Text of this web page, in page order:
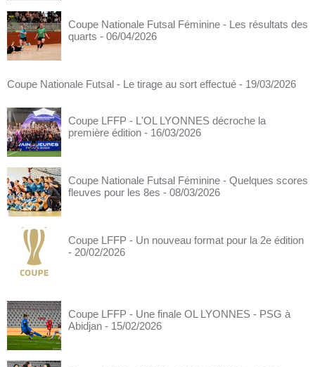
Coupe Nationale Futsal Féminine - Les résultats des
quarts - 06/04/2026
Coupe Nationale Futsal - Le tirage au sort effectué - 19/03/2026
Coupe LFFP - L'OL LYONNES décroche la
première édition - 16/03/2026
Coupe Nationale Futsal Féminine - Quelques scores
fleuves pour les 8es - 08/03/2026
Coupe LFFP - Un nouveau format pour la 2e édition
- 20/02/2026
Coupe LFFP - Une finale OL LYONNES - PSG à
Abidjan - 15/02/2026